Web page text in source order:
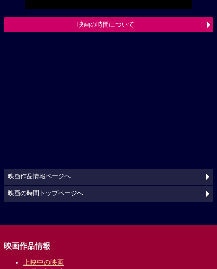
映画の時間について
映画作品情報ページへ
映画の時間トップページへ
映画作品情報
上映中の映画